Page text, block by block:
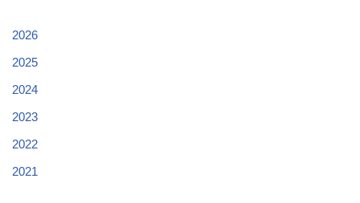
2026
2025
2024
2023
2022
2021